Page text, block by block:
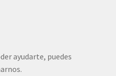
ayudarte, puedes